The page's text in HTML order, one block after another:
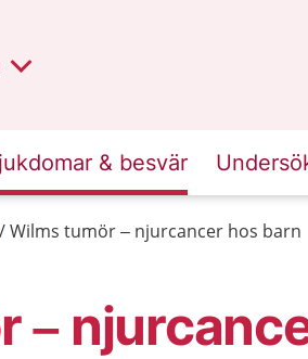
region
& besvär
Wilms tumör – njurcancer hos barn
–